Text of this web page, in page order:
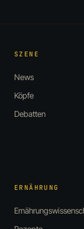
SZENE
News
Köpfe
Debatten
ERNÄHRUNG